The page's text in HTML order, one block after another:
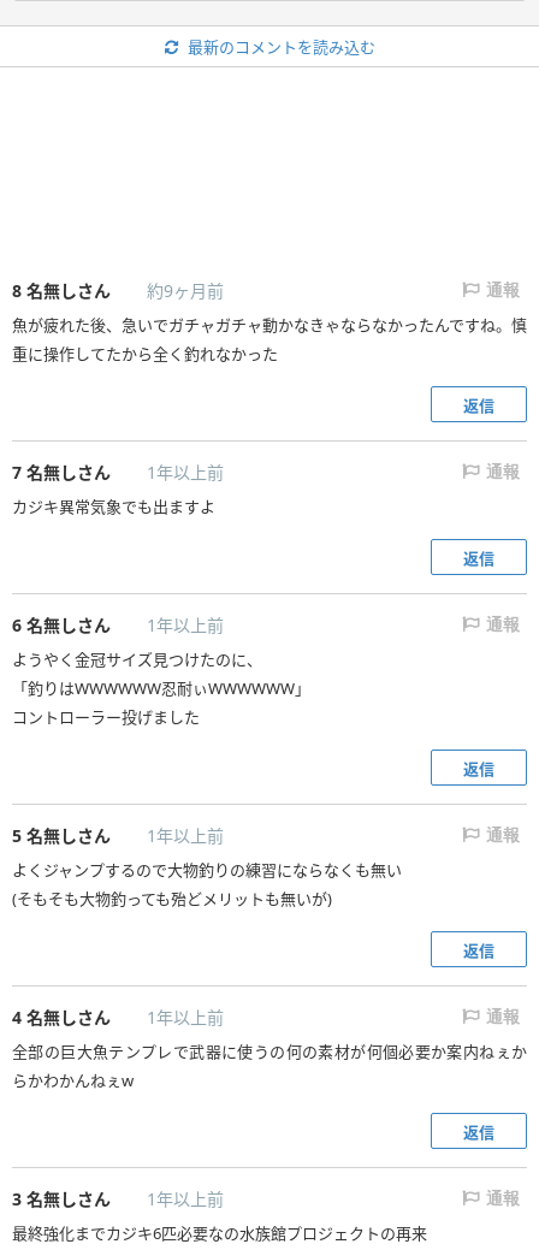
最新のコメントを読み込む
8 名無しさん 約9ヶ月前 通報
魚が疲れた後、急いでガチャガチャ動かなきゃならなかったんですね。慎
重に操作してたから全く釣れなかった
返信
7 名無しさん 1年以上前 通報
カジキ異常気象でも出ますよ
返信
6 名無しさん 1年以上前 通報
ようやく金冠サイズ見つけたのに、
「釣りはWWWWWW忍耐ぃWWWWWW」
コントローラー投げました
返信
5 名無しさん 1年以上前 通報
よくジャンプするので大物釣りの練習にならなくも無い
(そもそも大物釣っても殆どメリットも無いが)
返信
4 名無しさん 1年以上前 通報
全部の巨大魚テンプレで武器に使うの何の素材が何個必要か案内ねぇか
らかわかんねぇw
返信
3 名無しさん 1年以上前 通報
最終強化までカジキ6匹必要なの水族館プロジェクトの再来